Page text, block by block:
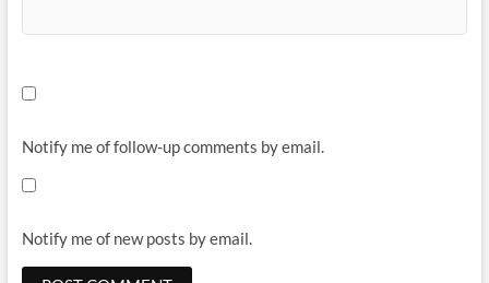
Notify me of follow-up comments by email.
Notify me of new posts by email.